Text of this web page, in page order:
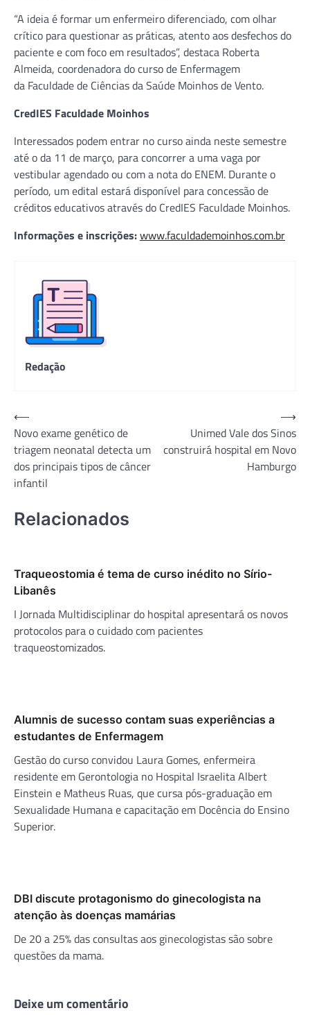
“A ideia é formar um enfermeiro diferenciado, com olhar
crítico para questionar as práticas, atento aos desfechos do
paciente e com foco em resultados”, destaca Roberta
Almeida, coordenadora do curso de Enfermagem
da Faculdade de Ciências da Saúde Moinhos de Vento.
CredIES Faculdade Moinhos
Interessados podem entrar no curso ainda neste semestre
até o da 11 de março, para concorrer a uma vaga por
vestibular agendado ou com a nota do ENEM. Durante o
período, um edital estará disponível para concessão de
créditos educativos através do CredIES Faculdade Moinhos.
Informações e inscrições:www.faculdademoinhos.com.br
Redação
Navegação
de
Post
⟵
Novo exame genético de
triagem neonatal detecta um
dos principais tipos de câncer
infantil
Unimed Vale dos Sinos
construirá hospital em Novo
Hamburgo
⟶
Relacionados
Traqueostomia é tema de curso inédito no Sírio-
Libanês
I Jornada Multidisciplinar do hospital apresentará os novos
protocolos para o cuidado com pacientes
traqueostomizados.
Alumnis de sucesso contam suas experiências a
estudantes de Enfermagem
Gestão do curso convidou Laura Gomes, enfermeira
residente em Gerontologia no Hospital Israelita Albert
Einstein e Matheus Ruas, que cursa pós-graduação em
Sexualidade Humana e capacitação em Docência do Ensino
Superior.
DBI discute protagonismo do ginecologista na
atenção às doenças mamárias
De 20 a 25% das consultas aos ginecologistas são sobre
questões da mama.
Deixe um comentário